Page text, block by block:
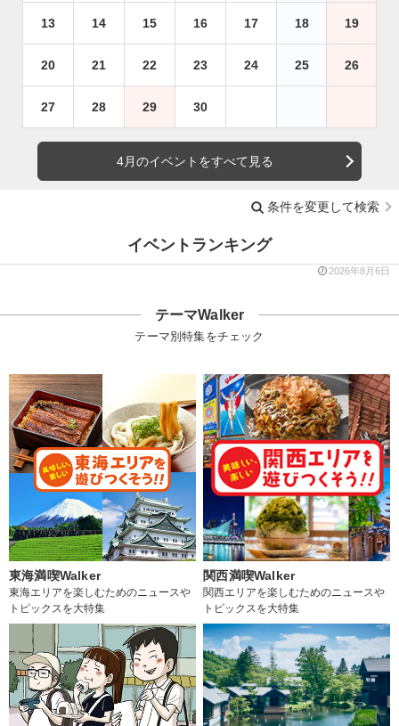
13 14 15 16 17 18 19
20 21 22 23 24 25 26
27 28 29 30
4月のイベントをすべて見る
条件を変更して検索
イベントランキング
2026年8月6日
テーマWalker
テーマ別特集をチェック
東海満喫Walker
東海エリアを楽しむためのニュースや
トピックスを大特集
関西満喫Walker
関西エリアを楽しむためのニュースや
トピックスを大特集